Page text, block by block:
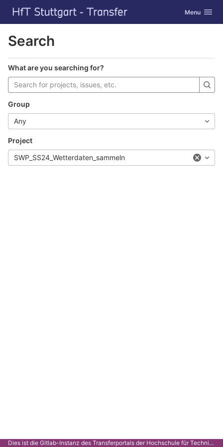
Skip to content
GitLab Toggle
Menu
Search
What are you searching for?
Group
Any
Project
SWP_SS24_Wetterdaten_sammeln
Dies ist die Gitlab-Instanz des Transferportals der Hochschule für Technik Stuttgart.